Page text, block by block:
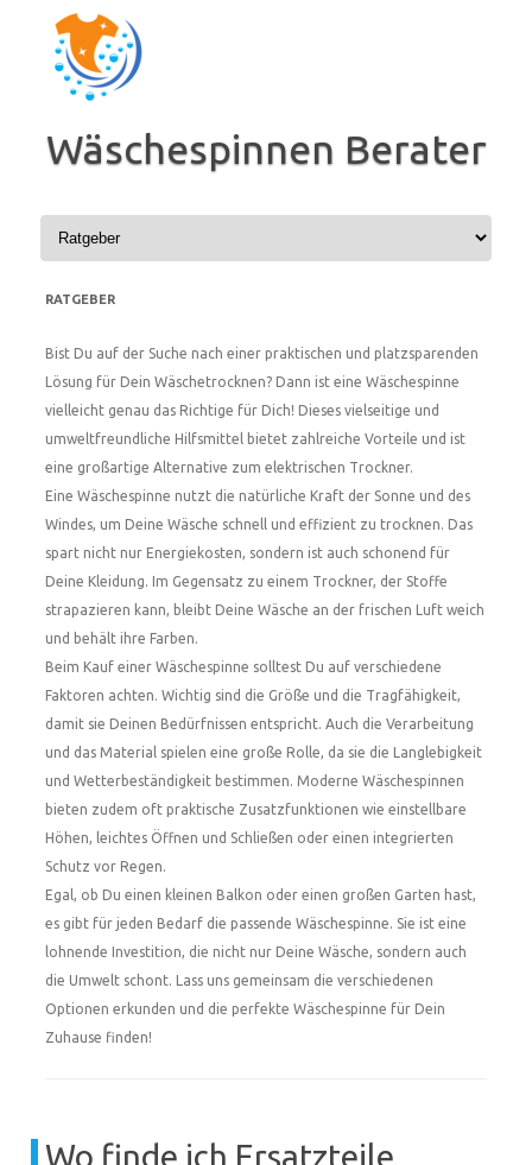
Inhalt
springen
Wäschespinnen Berater
RATGEBER
Bist Du auf der Suche nach einer praktischen und platzsparenden
Lösung für Dein Wäschetrocknen? Dann ist eine Wäschespinne
vielleicht genau das Richtige für Dich! Dieses vielseitige und
umweltfreundliche Hilfsmittel bietet zahlreiche Vorteile und ist
eine großartige Alternative zum elektrischen Trockner.
Eine Wäschespinne nutzt die natürliche Kraft der Sonne und des
Windes, um Deine Wäsche schnell und effizient zu trocknen. Das
spart nicht nur Energiekosten, sondern ist auch schonend für
Deine Kleidung. Im Gegensatz zu einem Trockner, der Stoffe
strapazieren kann, bleibt Deine Wäsche an der frischen Luft weich
und behält ihre Farben.
Beim Kauf einer Wäschespinne solltest Du auf verschiedene
Faktoren achten. Wichtig sind die Größe und die Tragfähigkeit,
damit sie Deinen Bedürfnissen entspricht. Auch die Verarbeitung
und das Material spielen eine große Rolle, da sie die Langlebigkeit
und Wetterbeständigkeit bestimmen. Moderne Wäschespinnen
bieten zudem oft praktische Zusatzfunktionen wie einstellbare
Höhen, leichtes Öffnen und Schließen oder einen integrierten
Schutz vor Regen.
Egal, ob Du einen kleinen Balkon oder einen großen Garten hast,
es gibt für jeden Bedarf die passende Wäschespinne. Sie ist eine
lohnende Investition, die nicht nur Deine Wäsche, sondern auch
die Umwelt schont. Lass uns gemeinsam die verschiedenen
Optionen erkunden und die perfekte Wäschespinne für Dein
Zuhause finden!
Wo finde ich Ersatzteile,